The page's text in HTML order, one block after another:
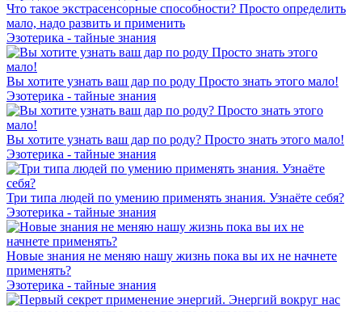
Что такое экстрасенсорные способности? Просто определить
мало, надо развить и применить
Эзотерика - тайные знания
Вы хотите узнать ваш дар по роду Просто знать этого мало!
Эзотерика - тайные знания
Вы хотите узнать ваш дар по роду? Просто знать этого мало!
Эзотерика - тайные знания
Три типа людей по умению применять знания. Узнаёте себя?
Эзотерика - тайные знания
Новые знания не меняю нашу жизнь пока вы их не начнете
применять?
Эзотерика - тайные знания